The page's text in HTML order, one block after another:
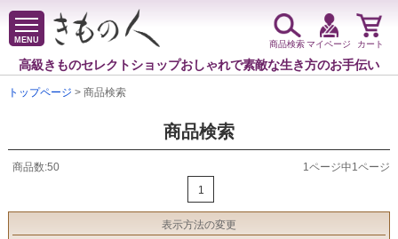
MENU
高級きものセレクトショップおしゃれで素敵な生き方のお手伝い
商品検索マイページ カート
トップページ > 商品検索
商品検索
商品数:50
1ページ中1ページ
1
表示方法の変更